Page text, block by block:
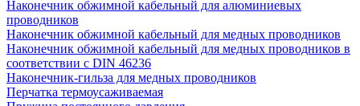
Наконечник обжимной кабельный для алюминиевых
проводников
Наконечник обжимной кабельный для медных проводников
Наконечник обжимной кабельный для медных проводников в
соответствии с DIN 46236
Наконечник-гильза для медных проводников
Перчатка термоусаживаемая